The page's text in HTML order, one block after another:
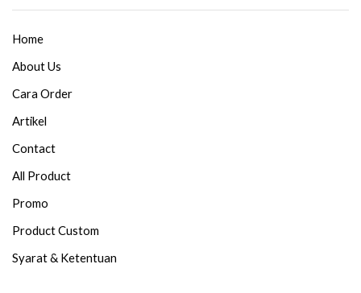
Home
About Us
Cara Order
Artikel
Contact
All Product
Promo
Product Custom
Syarat & Ketentuan